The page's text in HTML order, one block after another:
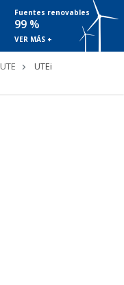
Fuentes renovables
99 %
VER MÁS +
UTE
UTEi